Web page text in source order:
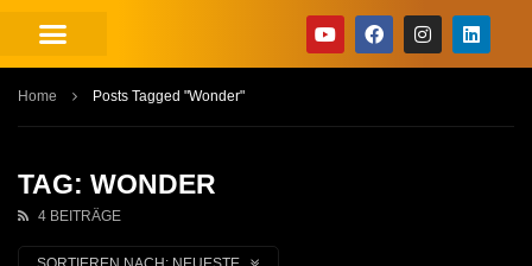
Home Posts Tagged "Wonder"
TAG: WONDER
4 BEITRÄGE